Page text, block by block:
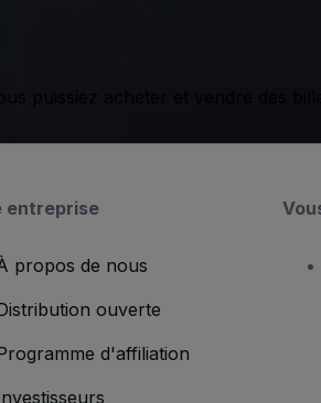
puissiez acheter et vendre des
entreprise
propos de nous
ouverte
d'affiliation